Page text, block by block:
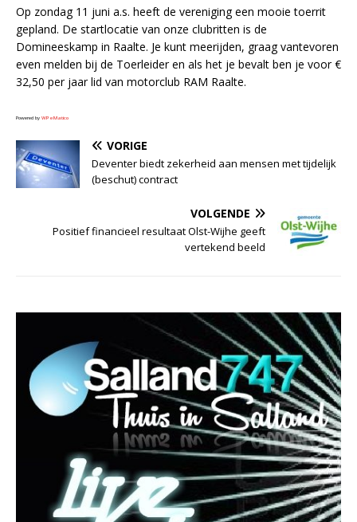
Op zondag 11 juni a.s. heeft de vereniging een mooie toerrit
gepland. De startlocatie van onze clubritten is de
Domineeskamp in Raalte. Je kunt meerijden, graag vantevoren
even melden bij de Toerleider en als het je bevalt ben je voor €
32,50 per jaar lid van motorclub RAM Raalte.
Powered by WPeMatico
VORIGE
Deventer biedt zekerheid aan mensen met tijdelijk
(beschut) contract
VOLGENDE
Positief financieel resultaat Olst-Wijhe geeft
vertekend beeld